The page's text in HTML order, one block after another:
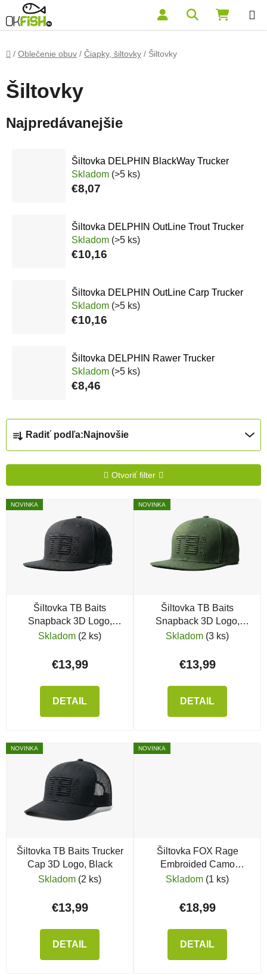
Prejsť na obsah Hľadať
Domov
/ Oblečenie obuv / Čiapky, šiltovky / Šiltovky
Šiltovky
Najpredávanejšie
Šiltovka DELPHIN BlackWay Trucker
Skladom (>5 ks)
€8,07
Šiltovka DELPHIN OutLine Trout Trucker
Skladom (>5 ks)
€10,16
Šiltovka DELPHIN OutLine Carp Trucker
Skladom (>5 ks)
€10,16
Šiltovka DELPHIN Rawer Trucker
Skladom (>5 ks)
€8,46
Radenie produktov
Radiť podľa: Najnovšie
Otvoriť filter
Výpis produktov
NOVINKA
Šiltovka TB Baits
Snapback 3D Logo,
Black
Skladom (2 ks)
€13,99
DETAIL
NOVINKA
Šiltovka TB Baits
Snapback 3D Logo,
Green
Skladom (3 ks)
€13,99
DETAIL
NOVINKA
Šiltovka TB Baits Trucker
Cap 3D Logo, Black
Skladom (2 ks)
€13,99
DETAIL
NOVINKA
Šiltovka FOX Rage
Embroided Camo
Trucker Cap
Skladom (1 ks)
€18,99
DETAIL